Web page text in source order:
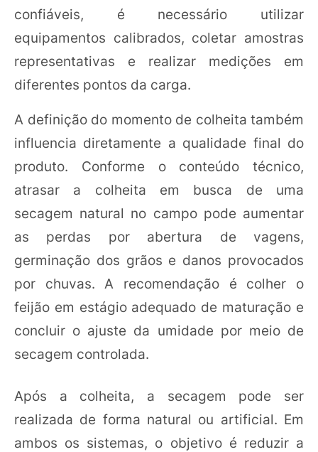
confiáveis, é necessário utilizar
equipamentos calibrados, coletar amostras
representativas e realizar medições em
diferentes pontos da carga.
A definição do momento de colheita também
influencia diretamente a qualidade final do
produto. Conforme o conteúdo técnico,
atrasar a colheita em busca de uma
secagem natural no campo pode aumentar
as perdas por abertura de vagens,
germinação dos grãos e danos provocados
por chuvas. A recomendação é colher o
feijão em estágio adequado de maturação e
concluir o ajuste da umidade por meio de
secagem controlada.
Após a colheita, a secagem pode ser
realizada de forma natural ou artificial. Em
ambos os sistemas, o objetivo é reduzir a